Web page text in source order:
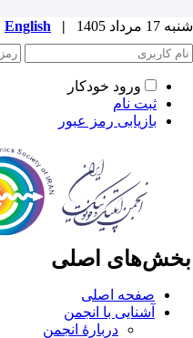
مرداد 1405 |
English
ورود خودکار
ثبت نام
بازیابی رمز عبور
اصلی
صفحه اصلی
آشنایی با انجمن
دربارۀ انجمن